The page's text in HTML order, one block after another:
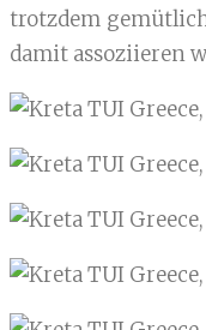
trotzdem
damit assoziieren